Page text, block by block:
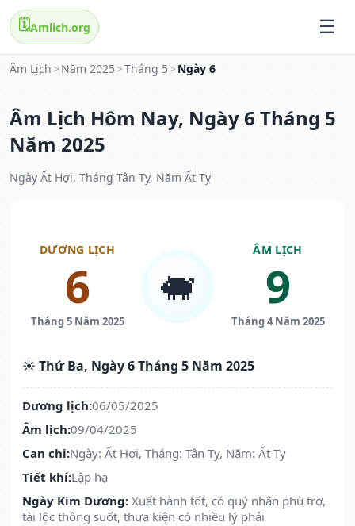
🗓️Amlich.org
Âm Lịch > Năm 2025 >Tháng 5 > Ngày 6
Âm Lịch Hôm Nay, Ngày 6 Tháng 5
Năm 2025
Ngày Ất Hợi, Tháng Tân Tỵ, Năm Ất Tỵ
DƯƠNG LỊCH
6
Tháng 5 Năm 2025
🐖
ÂM LỊCH
9
Tháng 4 Năm 2025
☀️ Thứ Ba, Ngày 6 Tháng 5 Năm 2025
Dương lịch:06/05/2025
Âm lịch:09/04/2025
Can chi:Ngày: Ất Hợi, Tháng: Tân Tỵ, Năm: Ất Tỵ
Tiết khí:Lập hạ
Ngày Kim Dương: Xuất hành tốt, có quý nhân phù trợ,
tài lộc thông suốt, thưa kiện có nhiều lý phải